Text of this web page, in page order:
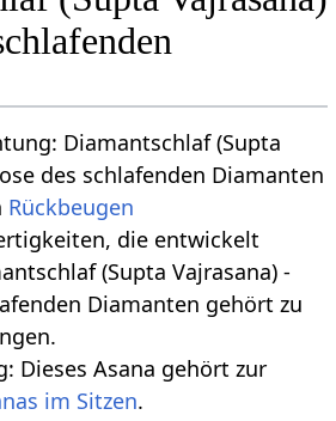
Diamantschlaf (Supta
des schlafenden Diamanten
Rückbeugen
die entwickelt
(Supta Vajrasana) -
Diamanten gehört zu
Dieses Asana gehört zur
im Sitzen.